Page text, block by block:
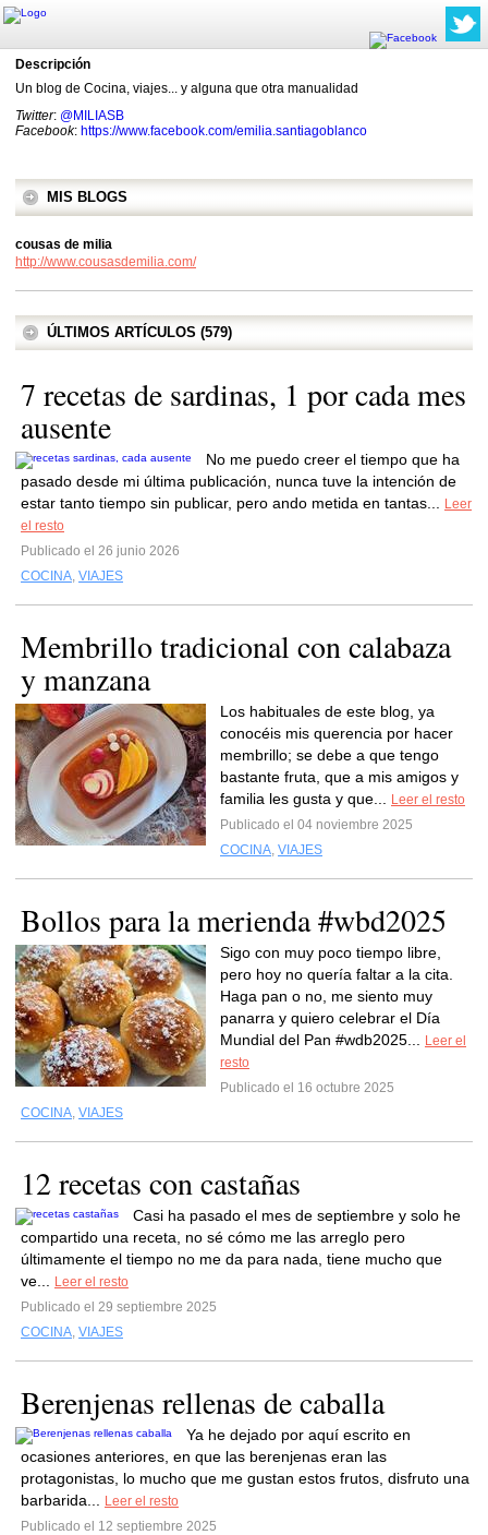
Descripción
Un blog de Cocina, viajes... y alguna que otra manualidad
Twitter: @MILIASB
Facebook: https://www.facebook.com/emilia.santiagoblanco
MIS BLOGS
cousas de milia
http://www.cousasdemilia.com/
ÚLTIMOS ARTÍCULOS (579)
7 recetas de sardinas, 1 por cada mes
ausente
No me puedo creer el tiempo que ha
pasado desde mi última publicación, nunca tuve la intención de
estar tanto tiempo sin publicar, pero ando metida en tantas...
Leer
el resto
Publicado el 26 junio 2026
COCINA, VIAJES
Membrillo tradicional con calabaza
y manzana
Los habituales de este blog, ya
conocéis mis querencia por hacer
membrillo; se debe a que tengo
bastante fruta, que a mis amigos y
familia les gusta y que...
Leer el resto
Publicado el 04 noviembre 2025
COCINA, VIAJES
Bollos para la merienda #wbd2025
Sigo con muy poco tiempo libre,
pero hoy no quería faltar a la cita.
Haga pan o no, me siento muy
panarra y quiero celebrar el Día
Mundial del Pan #wdb2025...
Leer el
resto
Publicado el 16 octubre 2025
COCINA, VIAJES
12 recetas con castañas
Casi ha pasado el mes de septiembre y solo he
compartido una receta, no sé cómo me las arreglo pero
últimamente el tiempo no me da para nada, tiene mucho que
ve...
Leer el resto
Publicado el 29 septiembre 2025
COCINA, VIAJES
Berenjenas rellenas de caballa
Ya he dejado por aquí escrito en
ocasiones anteriores, en que las berenjenas eran las
protagonistas, lo mucho que me gustan estos frutos, disfruto una
barbarida...
Leer el resto
Publicado el 12 septiembre 2025